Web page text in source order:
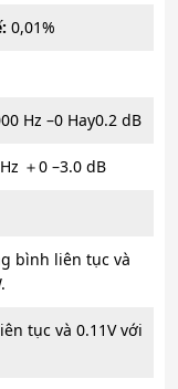
0,01%
Hz –0 Hay0.2 dB
＋0 –3.0 dB
bình liên tục và
tục và 0.11V với